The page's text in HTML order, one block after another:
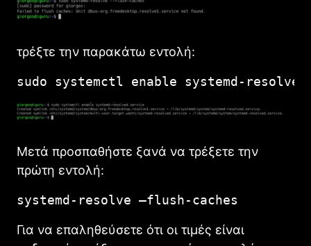
τρέξτε την παρακάτω εντολή:
sudo systemctl enable systemd-
Μετά προσπαθήστε ξανά να τρέξετε την
πρώτη εντολή:
systemd-resolve –flush-caches
Για να επαληθεύσετε ότι οι τιμές είναι